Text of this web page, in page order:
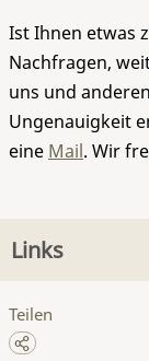
Ist Ihnen etwas
Nachfragen,
uns und
Ungenauigkeit
eine Mail. Wir
Links
Teilen